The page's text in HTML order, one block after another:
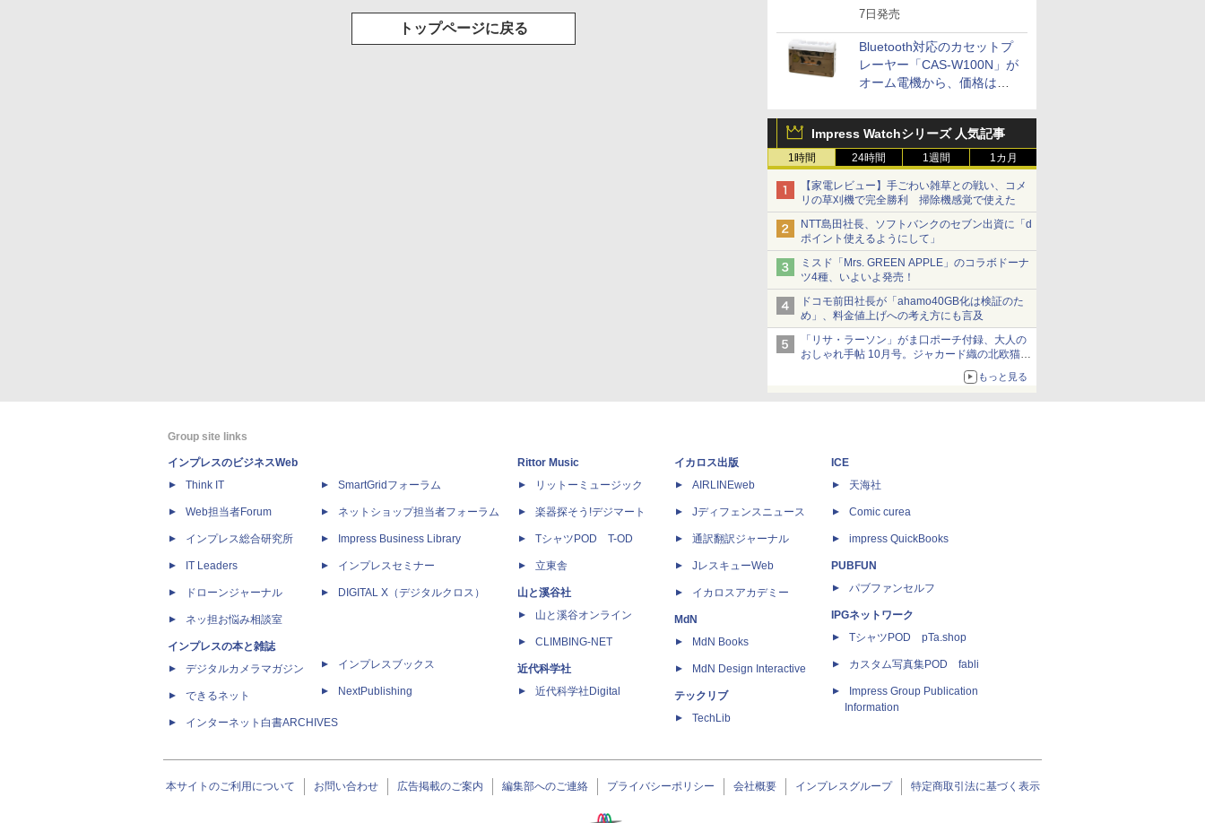
凝縮しコンパクトに
7日発売
Bluetooth対応のカセットプ
レーヤー「CAS-W100N」が
オーム電機から、価格は
Impress Watchシリーズ 人気記事
1時間 24時間 1週間 1カ月
【家電レビュー】手ごわい雑草との戦い、コメ
リの草刈機で完全勝利 掃除機感覚で使えた
NTT島田社長、ソフトバンクのセブン出資に「d
ポイント使えるようにして」
ミスド「Mrs. GREEN APPLE」のコラボドーナ
ツ4種、いよいよ発売！
ドコモ前田社長が「ahamo40GB化は検証のた
め」、料金値上げへの考え方にも言及
「リサ・ラーソン」がま口ポーチ付録、大人の
おしゃれ手帖 10月号。ジャカード織の北欧猫デ
もっと見る
トップページに戻る
Group site links
インプレスのビジネスWeb
Think IT
Web担当者Forum
インプレス総合研究所
IT Leaders
ドローンジャーナル
ネッ担お悩み相談室
インプレスの本と雑誌
デジタルカメラマガジン
できるネット
インターネット白書ARCHIVES
SmartGridフォーラム
ネットショップ担当者フォーラム
Impress Business Library
インプレスセミナー
DIGITAL X（デジタルクロス）
インプレスブックス
NextPublishing
Rittor Music
リットーミュージック
楽器探そう!デジマート
TシャツPOD T-OD
立東舎
山と溪谷社
山と溪谷オンライン
CLIMBING-NET
近代科学社
近代科学社Digital
イカロス出版
AIRLINEweb
Jディフェンスニュース
通訳翻訳ジャーナル
JレスキューWeb
イカロスアカデミー
MdN
MdN Books
MdN Design Interactive
テックリブ
TechLib
ICE
天海社
Comic curea
impress QuickBooks
PUBFUN
パブファンセルフ
IPGネットワーク
TシャツPOD pTa.shop
カスタム写真集POD fabli
Impress Group Publication
Information
本サイトのご利用について お問い合わせ 広告掲載のご案内 編集部へのご連絡 プライバシーポリシー 会社概要 インプレスグループ 特定商取引法に基づく表示